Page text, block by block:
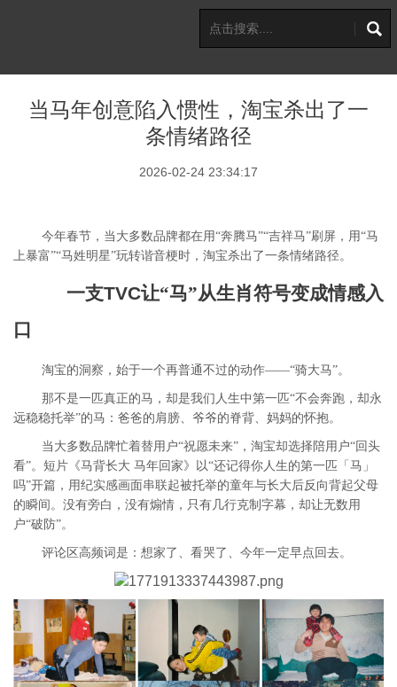
当马年创意陷入惯性，淘宝杀出了一
条情绪路径
2026-02-24 23:34:17
今年春节，当大多数品牌都在用“奔腾马”“吉祥马”刷屏，用“马
上暴富”“马姓明星”玩转谐音梗时，淘宝杀出了一条情绪路径。
一支TVC让“马”从生肖符号变成情感入
口
淘宝的洞察，始于一个再普通不过的动作——“骑大马”。
那不是一匹真正的马，却是我们人生中第一匹“不会奔跑，却永
远稳稳托举”的马：爸爸的肩膀、爷爷的脊背、妈妈的怀抱。
当大多数品牌忙着替用户“祝愿未来”，淘宝却选择陪用户“回头
看”。短片《马背长大 马年回家》以“还记得你人生的第一匹「马」
吗”开篇，用纪实感画面串联起被托举的童年与长大后反向背起父母
的瞬间。没有旁白，没有煽情，只有几行克制字幕，却让无数用
户“破防”。
评论区高频词是：想家了、看哭了、今年一定早点回去。